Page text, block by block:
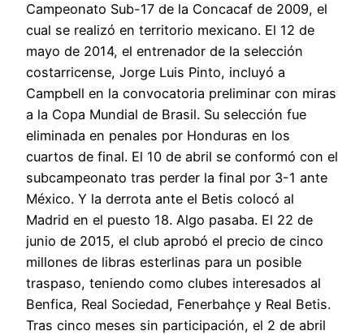
Campeonato Sub-17 de la Concacaf de 2009, el
cual se realizó en territorio mexicano. El 12 de
mayo de 2014, el entrenador de la selección
costarricense, Jorge Luis Pinto, incluyó a
Campbell en la convocatoria preliminar con miras
a la Copa Mundial de Brasil. Su selección fue
eliminada en penales por Honduras en los
cuartos de final. El 10 de abril se conformó con el
subcampeonato tras perder la final por 3-1 ante
México. Y la derrota ante el Betis colocó al
Madrid en el puesto 18. Algo pasaba. El 22 de
junio de 2015, el club aprobó el precio de cinco
millones de libras esterlinas para un posible
traspaso, teniendo como clubes interesados al
Benfica, Real Sociedad, Fenerbahçe y Real Betis.
Tras cinco meses sin participación, el 2 de abril